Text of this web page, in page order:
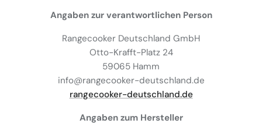
Angaben zur verantwortlichen Person
Rangecooker Deutschland GmbH
Otto-Krafft-Platz 24
59065 Hamm
info@rangecooker-deutschland.de
rangecooker-deutschland.de
Angaben zum Hersteller